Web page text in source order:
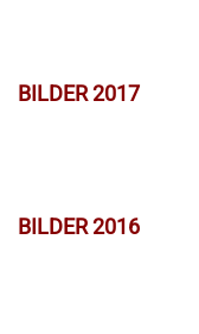
BILDER 2017
BILDER 2016